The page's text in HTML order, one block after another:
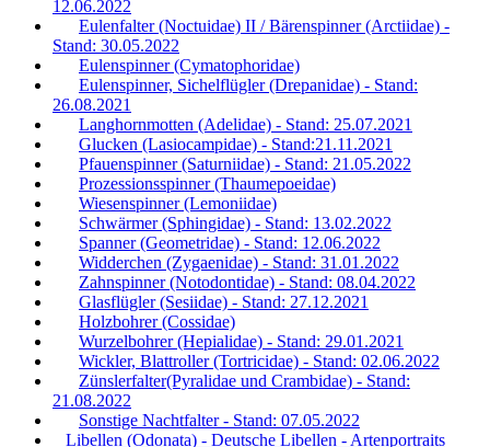
12.06.2022
Eulenfalter (Noctuidae) II / Bärenspinner (Arctiidae) -
Stand: 30.05.2022
Eulenspinner (Cymatophoridae)
Eulenspinner, Sichelflügler (Drepanidae) - Stand:
26.08.2021
Langhornmotten (Adelidae) - Stand: 25.07.2021
Glucken (Lasiocampidae) - Stand:21.11.2021
Pfauenspinner (Saturniidae) - Stand: 21.05.2022
Prozessionsspinner (Thaumepoeidae)
Wiesenspinner (Lemoniidae)
Schwärmer (Sphingidae) - Stand: 13.02.2022
Spanner (Geometridae) - Stand: 12.06.2022
Widderchen (Zygaenidae) - Stand: 31.01.2022
Zahnspinner (Notodontidae) - Stand: 08.04.2022
Glasflügler (Sesiidae) - Stand: 27.12.2021
Holzbohrer (Cossidae)
Wurzelbohrer (Hepialidae) - Stand: 29.01.2021
Wickler, Blattroller (Tortricidae) - Stand: 02.06.2022
Zünslerfalter(Pyralidae und Crambidae) - Stand:
21.08.2022
Sonstige Nachtfalter - Stand: 07.05.2022
Libellen (Odonata) - Deutsche Libellen - Artenportraits